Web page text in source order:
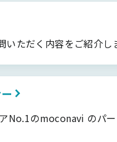
いただく内容をご紹介し
No.1のmoconavi のパ